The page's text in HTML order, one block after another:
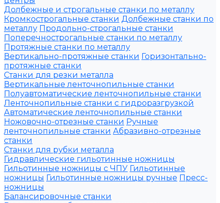
Долбежные и строгальные станки по металлу
Кромкострогальные станки Долбежные станки по
металлу Продольно-строгальные станки
Поперечнострогальные станки по металлу
Протяжные станки по металлу
Вертикально-протяжные станки Горизонтально-
протяжные станки
Станки для резки металла
Вертикальные ленточнопильные станки
Полуавтоматические ленточнопильные станки
Ленточнопильные станки с гидроразгрузкой
Автоматические ленточнопильные станки
Ножовочно-отрезные станки Ручные
ленточнопильные станки Абразивно-отрезные
станки
Станки для рубки металла
Гидравлические гильотинные ножницы
Гильотинные ножницы с ЧПУ Гильотинные
ножницы Гильотинные ножницы ручные Пресс-
ножницы
Балансировочные станки